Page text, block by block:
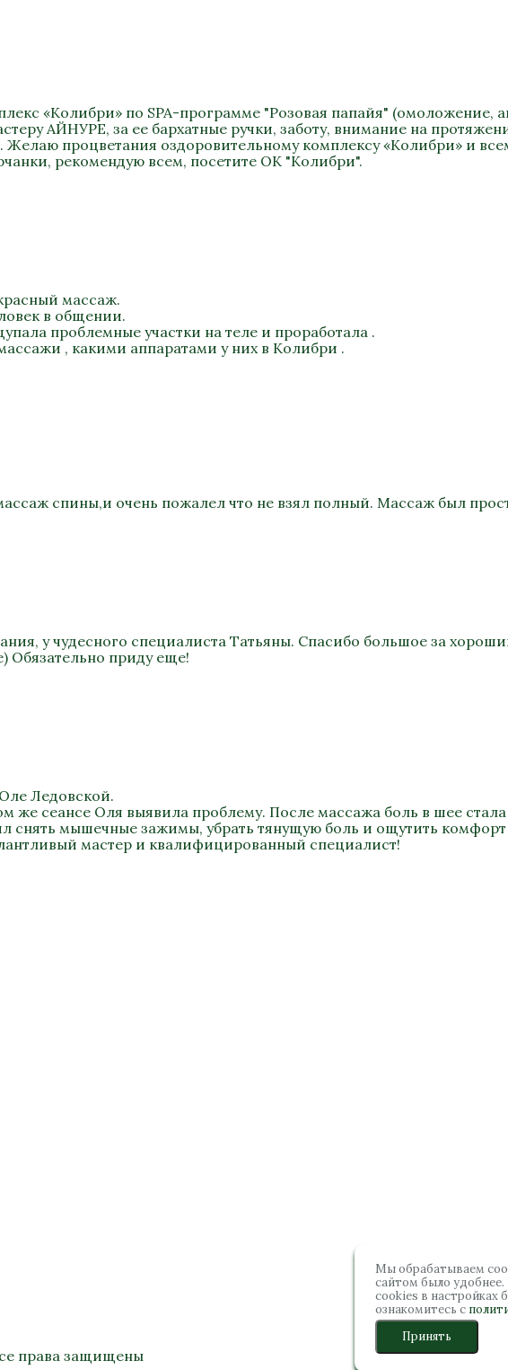
«Колибри» по SPA-программе "Розовая папайя" (омоложение,
АЙНУРЕ, за ее бархатные ручки, заботу, внимание на
Желаю процветания оздоровительному комплексу «Колибри» и
рекомендую всем, посетите ОК "Колибри".
массаж.
в общении.
проблемные участки на теле и проработала .
, какими аппаратами у них в Колибри .
спины,и очень пожалел что не взял полный. Массаж был
у чудесного специалиста Татьяны. Спасибо большое за
Обязательно приду еще!
Ледовской.
же сеансе Оля выявила проблему. После массажа боль в шее стала
снять мышечные зажимы, убрать тянущую боль и ощутить
мастер и квалифицированный специалист!
права защищены
Мы обрабатываем
сайтом было
сookies в настройках
ознакомитесь с
Принять